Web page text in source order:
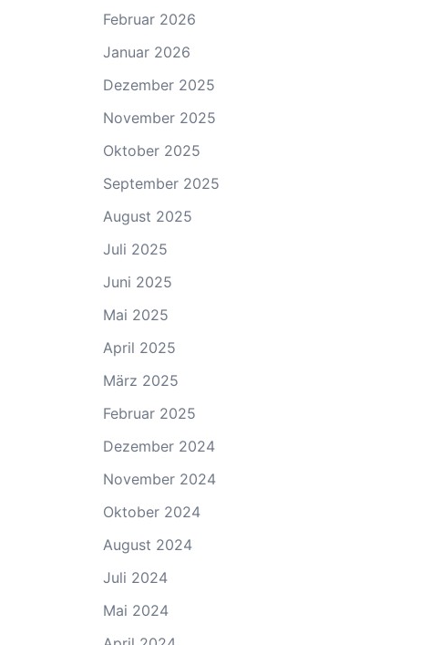
Februar 2026
Januar 2026
Dezember 2025
November 2025
Oktober 2025
September 2025
August 2025
Juli 2025
Juni 2025
Mai 2025
April 2025
März 2025
Februar 2025
Dezember 2024
November 2024
Oktober 2024
August 2024
Juli 2024
Mai 2024